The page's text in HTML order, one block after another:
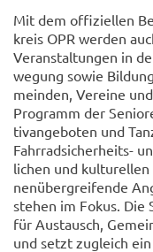
Mit dem of­fi­zi­el­len
kreis OPR wer­den
Ver­an­stal­tun­gen in
we­gung sowie
mein­den, Ver­ei­ne
Pro­gramm der
tiv­an­ge­bo­ten und
Fahrradsicherheits-​
li­chen und
nen­über­grei­fen­de
ste­hen im Fokus.
für Aus­tausch,
und setzt zu­gleich